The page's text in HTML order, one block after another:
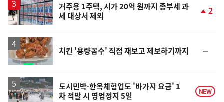
거주용 1주택, 시가 20억 원까지 종부세 과
세 대상서 제외
2
치킨 '용량꼼수' 직접 재보고 제보하기까지
일
도시민박·한옥체험업도 '바가지 요금' 1
차 적발 시 영업정지 5일
NEW